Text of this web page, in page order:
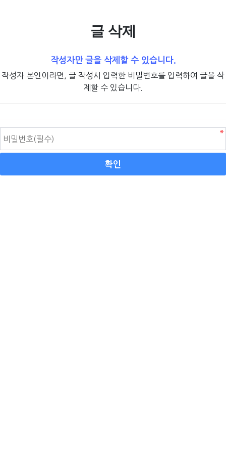
글 삭제
작성자만 글을 삭제할 수 있습니다.
작성자 본인이라면, 글 작성시 입력한 비밀번호를 입력하여 글을 삭
제할 수 있습니다.